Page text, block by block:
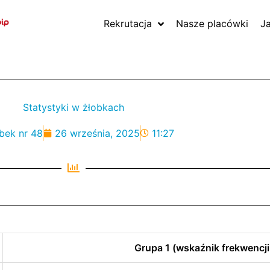
Rekrutacja Nasze placówki
Statystyki w żłobkach
nr 48 26 września, 2025 11:27
Grupa 1 (wskaźnik